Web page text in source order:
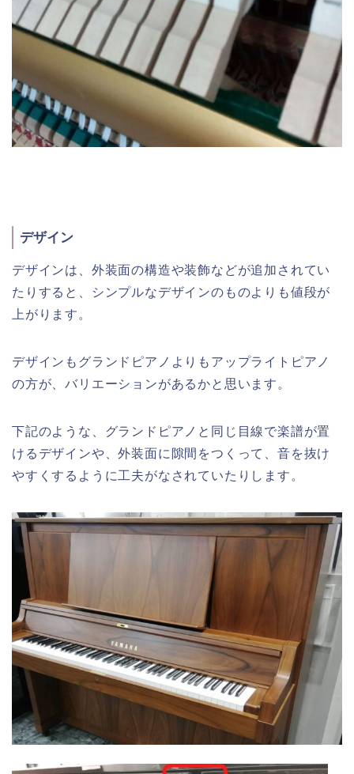
デザイン
デザインは、外装面の構造や装飾などが追加されてい
たりすると、シンプルなデザインのものよりも値段が
上がります。
デザインもグランドピアノよりもアップライトピアノ
の方が、バリエーションがあるかと思います。
下記のような、グランドピアノと同じ目線で楽譜が置
けるデザインや、外装面に隙間をつくって、音を抜け
やすくするように工夫がなされていたりします。